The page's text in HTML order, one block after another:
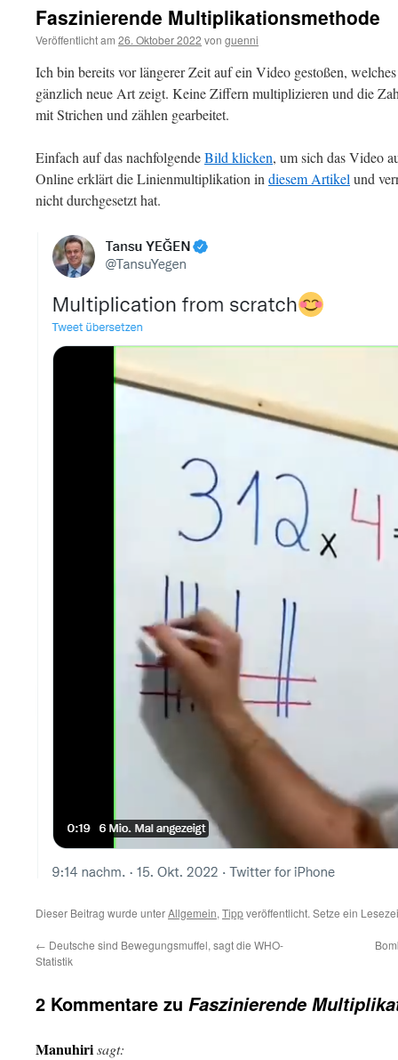
Faszinierende Multiplikationsmethode
Veröffentlicht am 26. Oktober 2022 von guenni
Ich bin bereits vor längerer Zeit auf ein Video gestoßen,
gänzlich neue Art zeigt. Keine Ziffern multiplizieren und die
mit Strichen und zählen gearbeitet.
Einfach auf das nachfolgendeBild klicken, um sich das Video
Online erklärt die Linienmultiplikation in diesem Artikel und
nicht durchgesetzt hat.
Dieser Beitrag wurde unterAllgemein, Tippveröffentlicht. Setze ein
← Deutsche sind Bewegungsmuffel, sagt die WHO-
Statistik
2 Kommentare zu Faszinierende
Manuhirisagt: